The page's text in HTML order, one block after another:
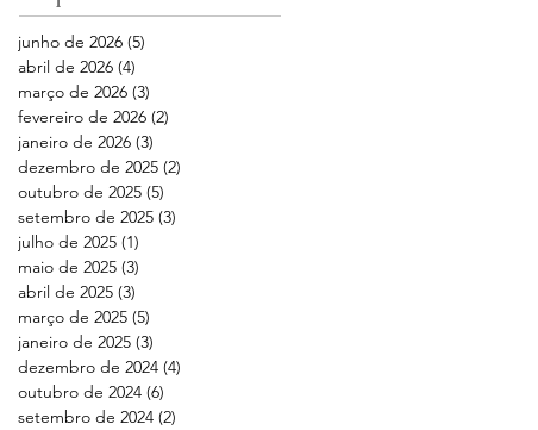
junho de 2026 (5)
abril de 2026 (4)
março de 2026 (3)
fevereiro de 2026 (2)
janeiro de 2026 (3)
dezembro de 2025 (2)
outubro de 2025 (5)
setembro de 2025 (3)
julho de 2025 (1)
maio de 2025 (3)
abril de 2025 (3)
março de 2025 (5)
janeiro de 2025 (3)
dezembro de 2024 (4)
outubro de 2024 (6)
setembro de 2024 (2)